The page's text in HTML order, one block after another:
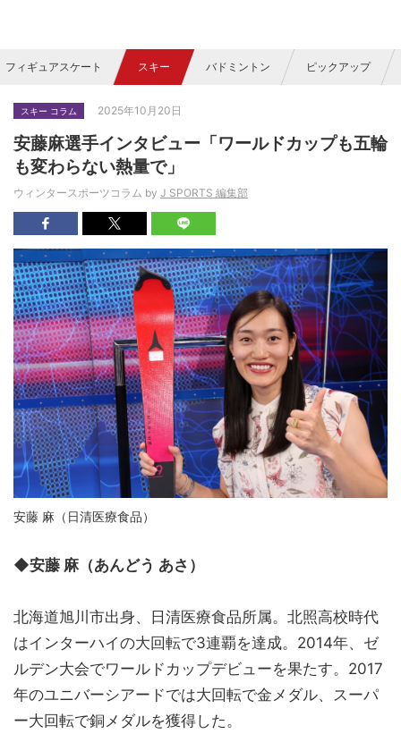
フィギュアスケート スキー バドミントン ピックアップ
スキー コラム 2025年10月20日
安藤麻選手インタビュー「ワールドカップも五輪
も変わらない熱量で」
ウィンタースポーツコラム by J SPORTS 編集部
安藤 麻（日清医療食品）
◆安藤 麻（あんどう あさ）
北海道旭川市出身、日清医療食品所属。北照高校時代
はインターハイの大回転で3連覇を達成。2014年、ゼ
ルデン大会でワールドカップデビューを果たす。2017
年のユニバーシアードでは大回転で金メダル、スーパ
ー大回転で銅メダルを獲得した。